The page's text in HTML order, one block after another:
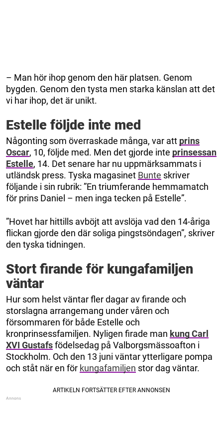
– Man hör ihop genom den här platsen. Genom
bygden. Genom den tysta men starka känslan att det
vi har ihop, det är unikt.
Estelle följde inte med
Någonting som överraskade många, var att prins
Oscar, 10, följde med. Men det gjorde inte prinsessan
Estelle, 14. Det senare har nu uppmärksammats i
utländsk press. Tyska magasinet Bunte skriver
följande i sin rubrik: ”En triumferande hemmamatch
för prins Daniel – men inga tecken på Estelle”.
”Hovet har hittills avböjt att avslöja vad den 14-åriga
flickan gjorde den där soliga pingstsöndagen”, skriver
den tyska tidningen.
Stort firande för kungafamiljen
väntar
Hur som helst väntar fler dagar av firande och
storslagna arrangemang under våren och
försommaren för både Estelle och
kronprinsessfamiljen. Nyligen firade man kung Carl
XVI Gustafsfödelsedag på Valborgsmässoafton i
Stockholm. Och den 13 juni väntar ytterligare pompa
och ståt när en för kungafamiljen stor dag väntar.